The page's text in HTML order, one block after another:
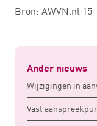
Bron: AWVN.nl
Ander nieuws
Wijzigingen in
Vast